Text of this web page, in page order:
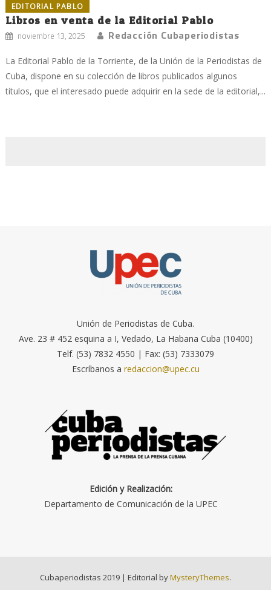
EDITORIAL PABLO
Libros en venta de la Editorial Pablo
noviembre 13, 2025 Redacción Cubaperiodistas
La Editorial Pablo de la Torriente, de la Unión de la Periodistas de
Cuba, dispone en su colección de libros publicados algunos
títulos, que el interesado puede adquirir en la sede de la editorial,...
Unión de Periodistas de Cuba.
Ave. 23 # 452 esquina a I, Vedado, La Habana Cuba (10400)
Telf. (53) 7832 4550 | Fax: (53) 7333079
Escríbanos a redaccion@upec.cu
Edición y Realización:
Departamento de Comunicación de la UPEC
Cubaperiodistas 2019 | Editorial byMysteryThemes.